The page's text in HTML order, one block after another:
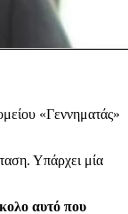
«Γεννηματάς»
Υπάρχει μία
αυτό που